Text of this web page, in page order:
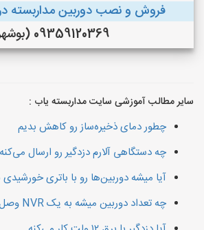
فروش و نصب دوربین مداربسته
09359120369 (بوشهر)
سایر مطالب آموزشی سایت مداربسته یاب :
چطور دمای ذخیره‌ساز رو کاهش بدیم
چه دستگاهی آلارم دزدگیر رو ارسال می‌کنه
آیا میشه دوربین‌ها رو با باتری خورشیدی
چه تعداد دوربین میشه به یک NVR وصل کرد